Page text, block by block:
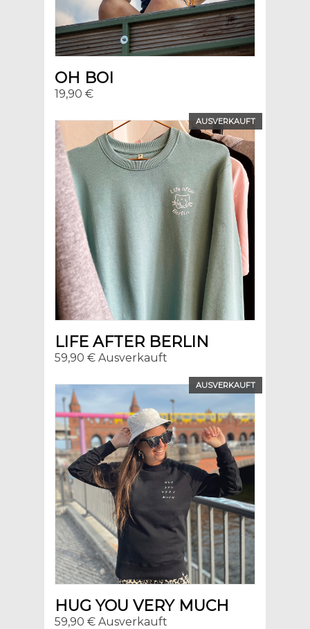
OH BOI
19,90 €
AUSVERKAUFT
LIFE AFTER BERLIN
59,90 € Ausverkauft
AUSVERKAUFT
HUG YOU VERY MUCH
59,90 € Ausverkauft